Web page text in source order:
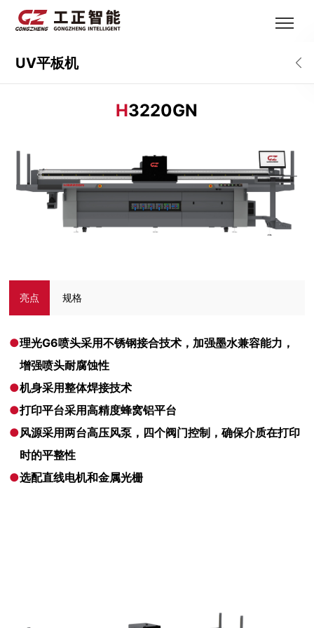
UV平板机
H3220GN
亮点 规格
●理光G6喷头采用不锈钢接合技术，加强墨水兼容能力，
增强喷头耐腐蚀性
●机身采用整体焊接技术
●打印平台采用高精度蜂窝铝平台
●风源采用两台高压风泵，四个阀门控制，确保介质在打印
时的平整性
●选配直线电机和金属光栅